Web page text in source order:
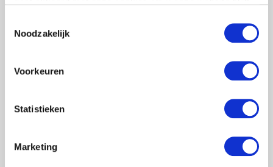
Noodzakelijk
Voorkeuren
Statistieken
Marketing
We zijn er nog niet. We zijn pas halverwege het